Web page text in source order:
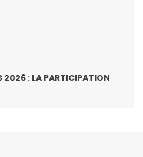
2026 : LA PARTICIPATION